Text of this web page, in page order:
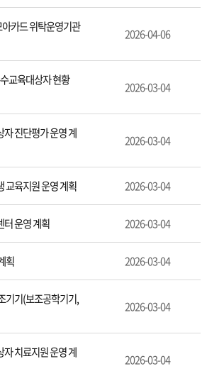
카드 위탁운영기관
2026-04-06
교육대상자 현황
2026-03-04
진단평가 운영 계
2026-03-04
교육지원 운영 계획 2026-03-04
운영 계획 2026-03-04
획 2026-03-04
기기(보조공학기기,
2026-03-04
치료지원 운영 계
2026-03-04